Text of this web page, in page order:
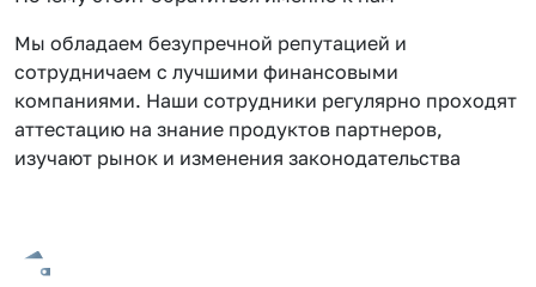
Мы обладаем безупречной репутацией и
сотрудничаем с лучшими финансовыми
компаниями. Наши сотрудники регулярно проходят
аттестацию на знание продуктов партнеров,
изучают рынок и изменения законодательства